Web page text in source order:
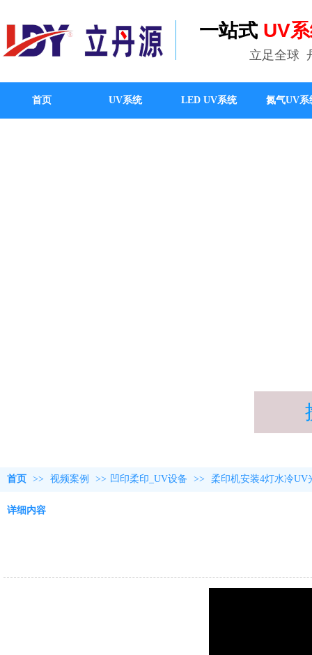
一站式 UV
立足全球
首页 UV系统 LED UV系统 氮气UV系
首页 >> 视频案例 >> 凹印柔印_UV设备 >> 柔印机安装4灯水冷UV
详细内容